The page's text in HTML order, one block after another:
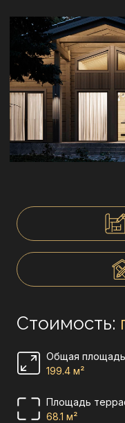
Общая
199.4 м²
Площадь
68.1 м²
Стоимость: